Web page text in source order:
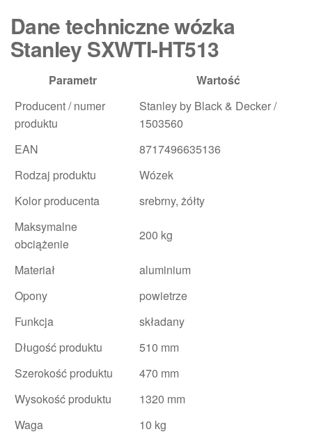
Dane techniczne wózka
Stanley SXWTI-HT513
Parametr
Wartość
Producent / numer
produktu
Stanley by Black & Decker /
1503560
EAN
8717496635136
Rodzaj produktu
Wózek
Kolor producenta
srebrny, żółty
Maksymalne
obciążenie
200 kg
Materiał
aluminium
Opony
powietrze
Funkcja
składany
Długość produktu
510 mm
Szerokość produktu
470 mm
Wysokość produktu
1320 mm
Waga
10 kg